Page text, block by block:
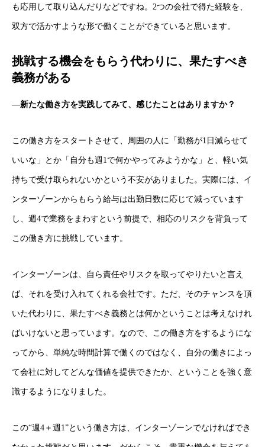
も応用して取り込んだりなどですね。2つの会社で得た経験を、
双方で活かすような形で働くことができていると思います。
挑戦する機会をもらう代わりに、果たすべき
義務がある
―新たな働き方を実践してみて、感じたことはありますか？
この働き方をスタートさせて、周囲の人に「勤務が1日減らせて
いいな」とか「自分も週1で何かやってみようかな」と、軽い気
持ちで受け取られないかという不安がありました。実際には、イ
ンターゾーンからもらう給与は出勤日数に応じて減っています
し、週4で業務をまわすという前提で、相応のリスクを背負って
この働き方に挑戦しています。
インターゾーンは、自ら責任やリスクを取ってやりたいと言え
ば、それを受け入れてくれる会社です。ただ、そのチャンスを頂
いた代わりに、果たすべき義務とは何かということは考えなけれ
ばいけないと思っています。なので、この働き方をするようにな
ってから、単純な時間計算で働くのではなく、自分の働きによっ
て会社に対してどんな価値を提供できたか、ということを強く意
識するようになりました。
この“週4＋週1”という働き方は、インターゾーンでなければでき